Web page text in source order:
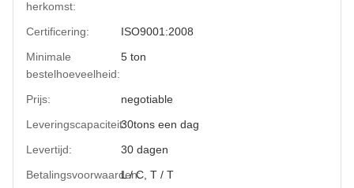
herkomst:
Certificering:
ISO9001:2008
Minimale
bestelhoeveelheid:
5 ton
Prijs:
negotiable
Leveringscapaciteit:30tons een dag
Levertijd:
30 dagen
Betalingsvoorwaarden:L / C, T / T